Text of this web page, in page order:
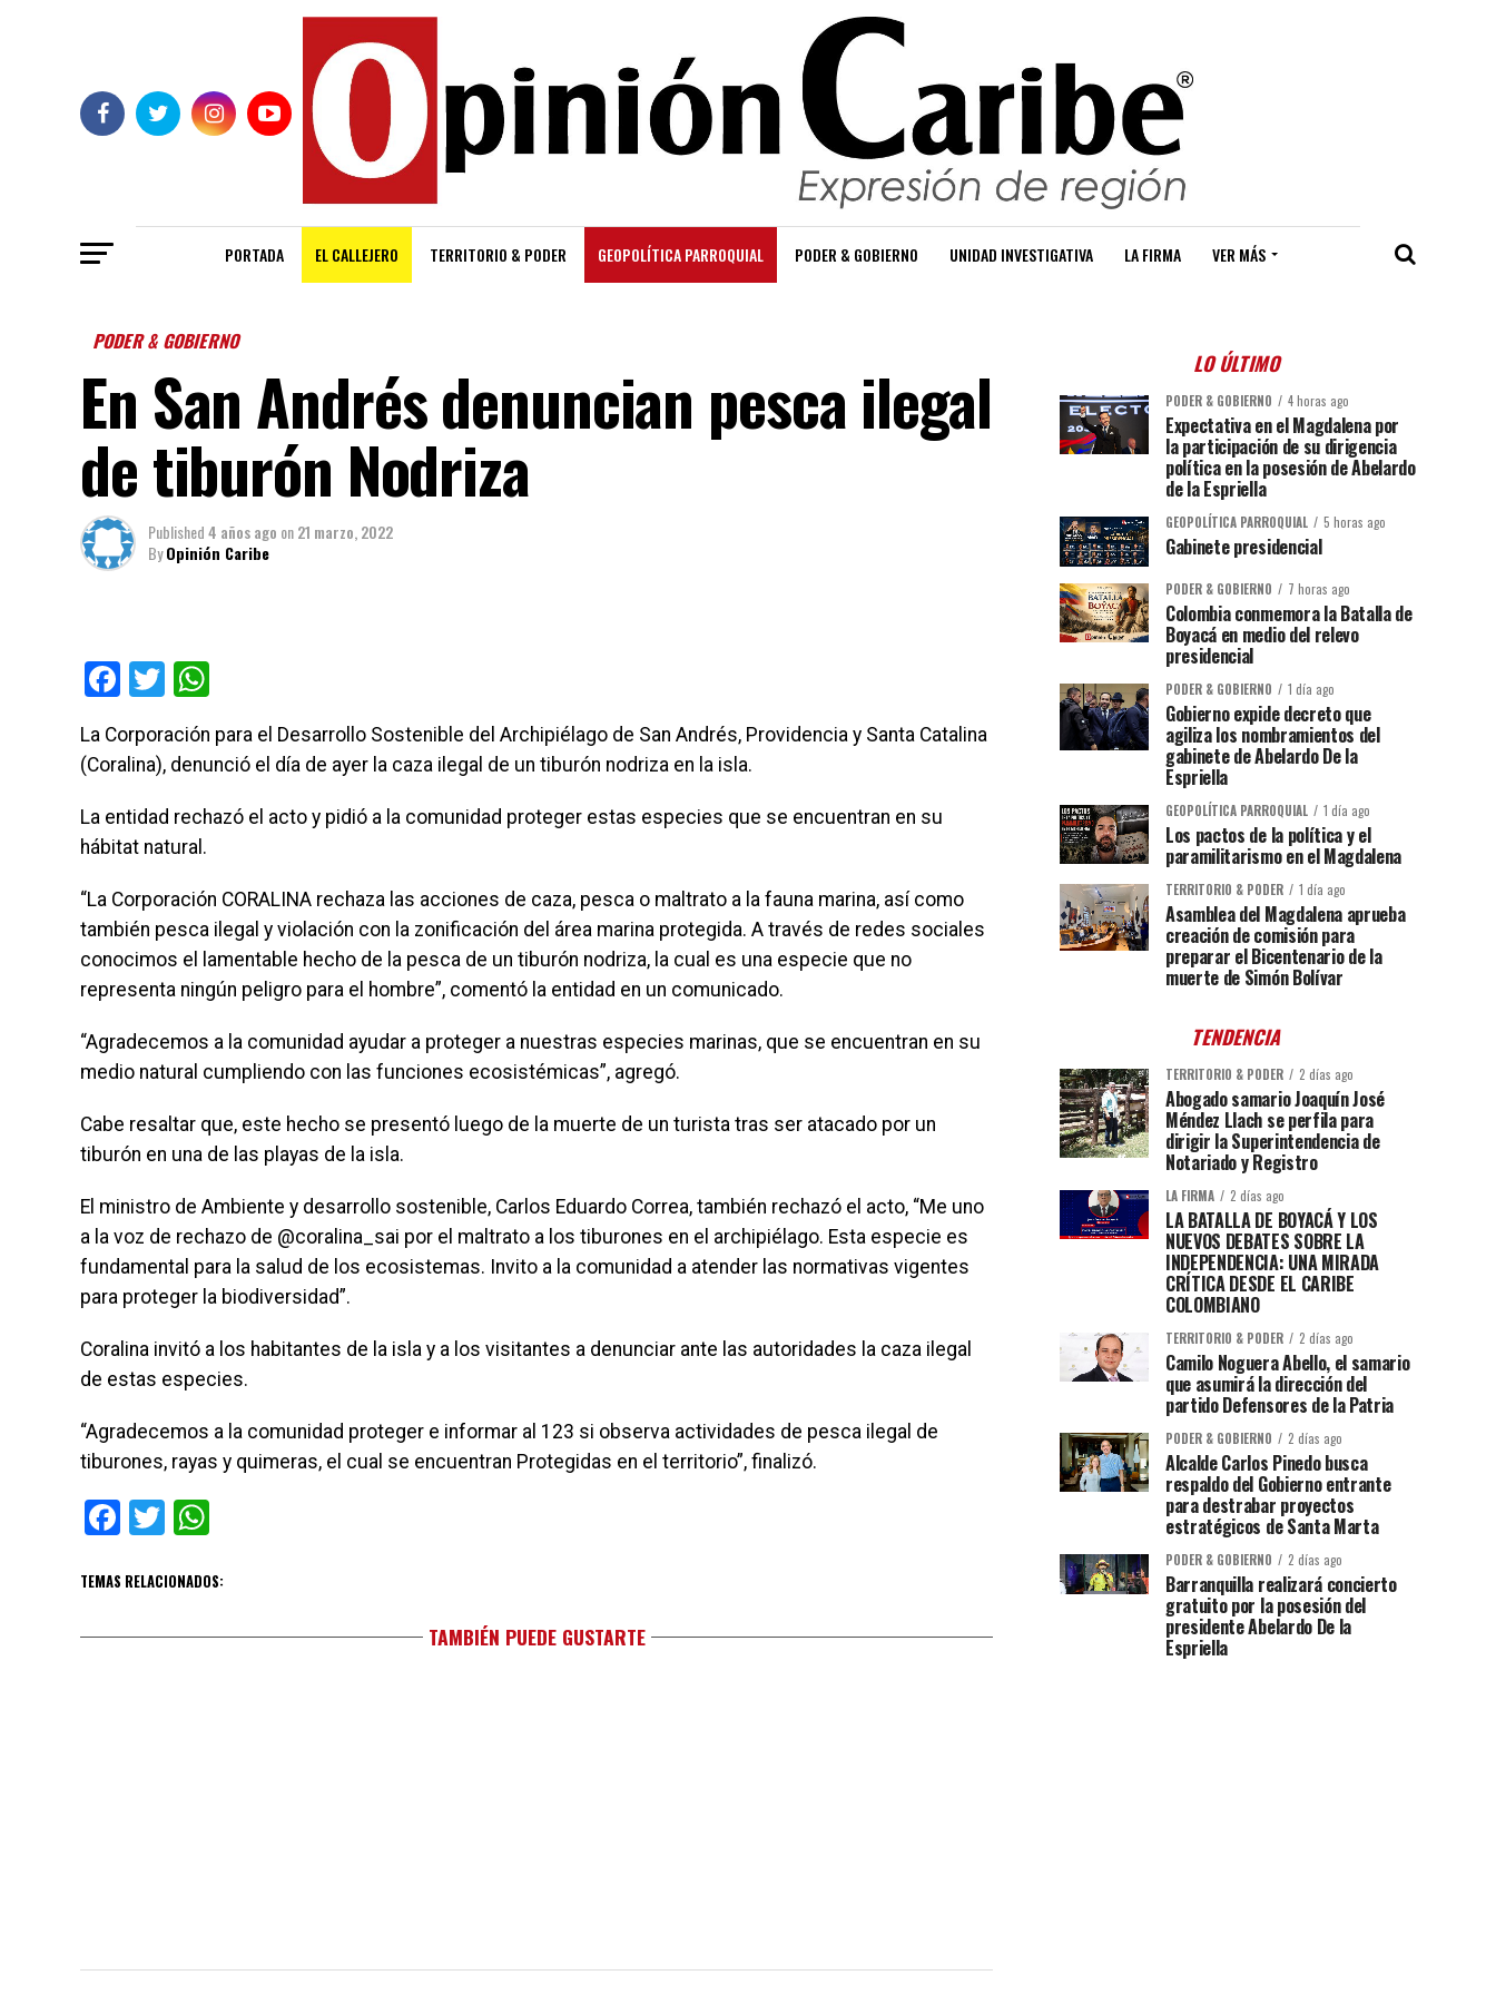
PORTADA EL CALLEJERO TERRITORIO & PODER GEOPOLÍTICA PARROQUIAL PODER & GOBIERNO UNIDAD INVESTIGATIVA LA FIRMA VER MÁS
PODER & GOBIERNO
En San Andrés denuncian pesca ilegal
de tiburón Nodriza
Published4 años ago on21 marzo, 2022
ByOpinión Caribe
Facebook
Twitter
La Corporación para el Desarrollo Sostenible del Archipiélago de San Andrés, Providencia y Santa Catalina
(Coralina), denunció el día de ayer la caza ilegal de un tiburón nodriza en la isla.
La entidad rechazó el acto y pidió a la comunidad proteger estas especies que se encuentran en su
hábitat natural.
“La Corporación CORALINA rechaza las acciones de caza, pesca o maltrato a la fauna marina, así como
también pesca ilegal y violación con la zonificación del área marina protegida. A través de redes sociales
conocimos el lamentable hecho de la pesca de un tiburón nodriza, la cual es una especie que no
representa ningún peligro para el hombre”, comentó la entidad en un comunicado.
“Agradecemos a la comunidad ayudar a proteger a nuestras especies marinas, que se encuentran en su
medio natural cumpliendo con las funciones ecosistémicas”, agregó.
Cabe resaltar que, este hecho se presentó luego de la muerte de un turista tras ser atacado por un
tiburón en una de las playas de la isla.
El ministro de Ambiente y desarrollo sostenible, Carlos Eduardo Correa, también rechazó el acto, “Me uno
a la voz de rechazo de @coralina_sai por el maltrato a los tiburones en el archipiélago. Esta especie es
fundamental para la salud de los ecosistemas. Invito a la comunidad a atender las normativas vigentes
para proteger la biodiversidad”.
Coralina invitó a los habitantes de la isla y a los visitantes a denunciar ante las autoridades la caza ilegal
de estas especies.
“Agradecemos a la comunidad proteger e informar al 123 si observa actividades de pesca ilegal de
tiburones, rayas y quimeras, el cual se encuentran Protegidas en el territorio”, finalizó.
Facebook
Twitter
TEMAS RELACIONADOS:
TAMBIÉN PUEDE GUSTARTE
LO ÚLTIMO
PODER & GOBIERNO 4 horas ago
Expectativa en el Magdalena por
la participación de su dirigencia
política en la posesión de Abelardo
de la Espriella
GEOPOLÍTICA PARROQUIAL 5 horas ago
Gabinete presidencial
PODER & GOBIERNO 7 horas ago
Colombia conmemora la Batalla de
Boyacá en medio del relevo
presidencial
PODER & GOBIERNO 1 día ago
Gobierno expide decreto que
agiliza los nombramientos del
gabinete de Abelardo De la
Espriella
GEOPOLÍTICA PARROQUIAL 1 día ago
Los pactos de la política y el
paramilitarismo en el Magdalena
TERRITORIO & PODER 1 día ago
Asamblea del Magdalena aprueba
creación de comisión para
preparar el Bicentenario de la
muerte de Simón Bolívar
TENDENCIA
TERRITORIO & PODER 2 días ago
Abogado samario Joaquín José
Méndez Llach se perfila para
dirigir la Superintendencia de
Notariado y Registro
LA FIRMA 2 días ago
LA BATALLA DE BOYACÁ Y LOS
NUEVOS DEBATES SOBRE LA
INDEPENDENCIA: UNA MIRADA
CRÍTICA DESDE EL CARIBE
COLOMBIANO
TERRITORIO & PODER 2 días ago
Camilo Noguera Abello, el samario
que asumirá la dirección del
partido Defensores de la Patria
PODER & GOBIERNO 2 días ago
Alcalde Carlos Pinedo busca
respaldo del Gobierno entrante
para destrabar proyectos
estratégicos de Santa Marta
PODER & GOBIERNO 2 días ago
Barranquilla realizará concierto
gratuito por la posesión del
presidente Abelardo De la
Espriella